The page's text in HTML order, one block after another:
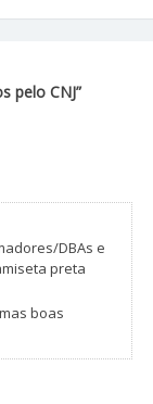
pelo CNJ”
DBAs e
preta
boas